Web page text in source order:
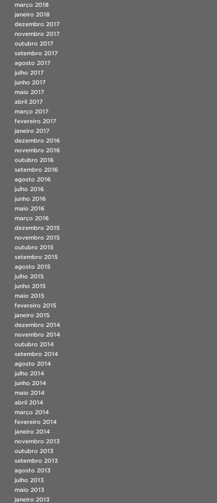
março 2018
janeiro 2018
dezembro 2017
novembro 2017
outubro 2017
setembro 2017
agosto 2017
julho 2017
junho 2017
maio 2017
abril 2017
março 2017
fevereiro 2017
janeiro 2017
dezembro 2016
novembro 2016
outubro 2016
setembro 2016
agosto 2016
julho 2016
junho 2016
maio 2016
março 2016
dezembro 2015
novembro 2015
outubro 2015
setembro 2015
agosto 2015
julho 2015
junho 2015
maio 2015
fevereiro 2015
janeiro 2015
dezembro 2014
novembro 2014
outubro 2014
setembro 2014
agosto 2014
julho 2014
junho 2014
maio 2014
abril 2014
março 2014
fevereiro 2014
janeiro 2014
novembro 2013
outubro 2013
setembro 2013
agosto 2013
julho 2013
maio 2013
janeiro 2013